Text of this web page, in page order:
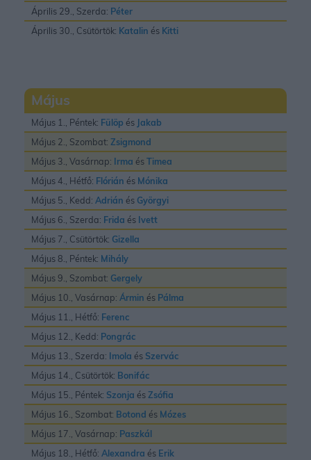
Április 29., Szerda: Péter
Április 30., Csütörtök: Katalin és Kitti
Május
Május 1., Péntek: Fülöp és Jakab
Május 2., Szombat: Zsigmond
Május 3., Vasárnap: Irma ésTimea
Május 4., Hétfő: Flórián és Mónika
Május 5., Kedd: Adrián és Györgyi
Május 6., Szerda: Frida és Ivett
Május 7., Csütörtök: Gizella
Május 8., Péntek: Mihály
Május 9., Szombat: Gergely
Május 10., Vasárnap: Ármin és Pálma
Május 11., Hétfő: Ferenc
Május 12., Kedd: Pongrác
Május 13., Szerda: Imola és Szervác
Május 14., Csütörtök: Bonifác
Május 15., Péntek: Szonja ésZsófia
Május 16., Szombat: Botond és Mózes
Május 17., Vasárnap: Paszkál
Május 18., Hétfő: Alexandra és Erik